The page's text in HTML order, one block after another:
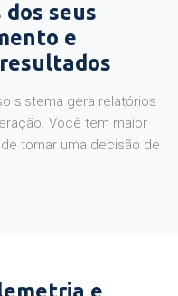
seus
e
sistema gera relatórios
Você tem maior
tomar uma decisão de
e